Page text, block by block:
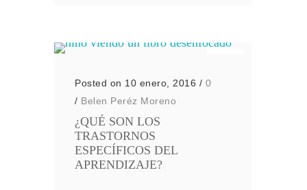
Posted on 10 enero, 2016 / 0
/ Belen Peréz Moreno
¿QUÉ SON LOS
TRASTORNOS
ESPECÍFICOS DEL
APRENDIZAJE?